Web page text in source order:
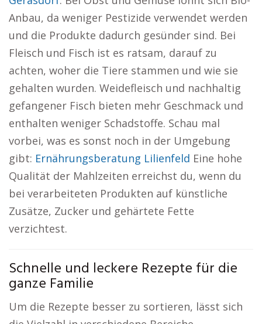
Anbau, da weniger Pestizide verwendet werden
und die Produkte dadurch gesünder sind. Bei
Fleisch und Fisch ist es ratsam, darauf zu
achten, woher die Tiere stammen und wie sie
gehalten wurden. Weidefleisch und nachhaltig
gefangener Fisch bieten mehr Geschmack und
enthalten weniger Schadstoffe. Schau mal
vorbei, was es sonst noch in der Umgebung
gibt: Ernährungsberatung Lilienfeld Eine hohe
Qualität der Mahlzeiten erreichst du, wenn du
bei verarbeiteten Produkten auf künstliche
Zusätze, Zucker und gehärtete Fette
verzichtest.
Schnelle und leckere Rezepte für die
ganze Familie
Um die Rezepte besser zu sortieren, lässt sich